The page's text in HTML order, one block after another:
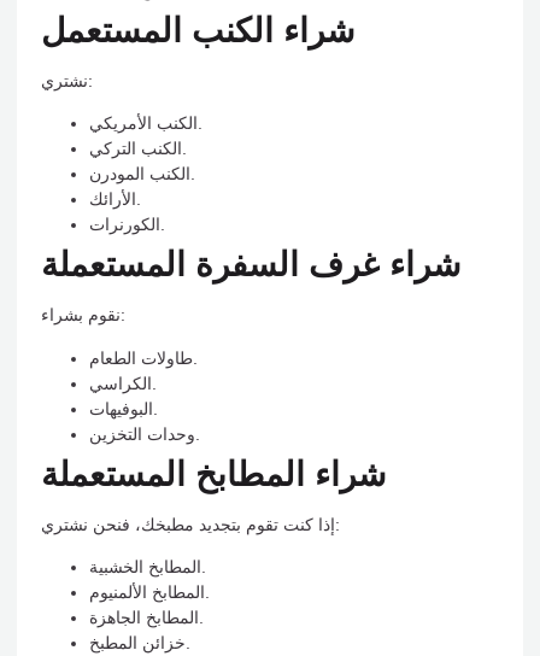
شراء الكنب المستعمل
نشتري:
شراء غرف السفرة المستعملة
نقوم بشراء:
شراء المطابخ المستعملة
إذا كنت تقوم بتجديد مطبخك، فنحن نشتري: